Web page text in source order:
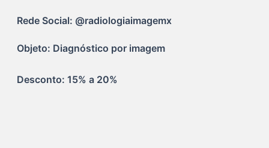
Rede Social: @radiologiaimagemx
Objeto: Diagnóstico por imagem
Desconto: 15% a 20%